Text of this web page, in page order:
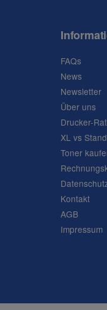
FAQs
News
Newsletter
Über uns
Drucker-
XL vs
Toner
Kontakt
AGB
Impressum